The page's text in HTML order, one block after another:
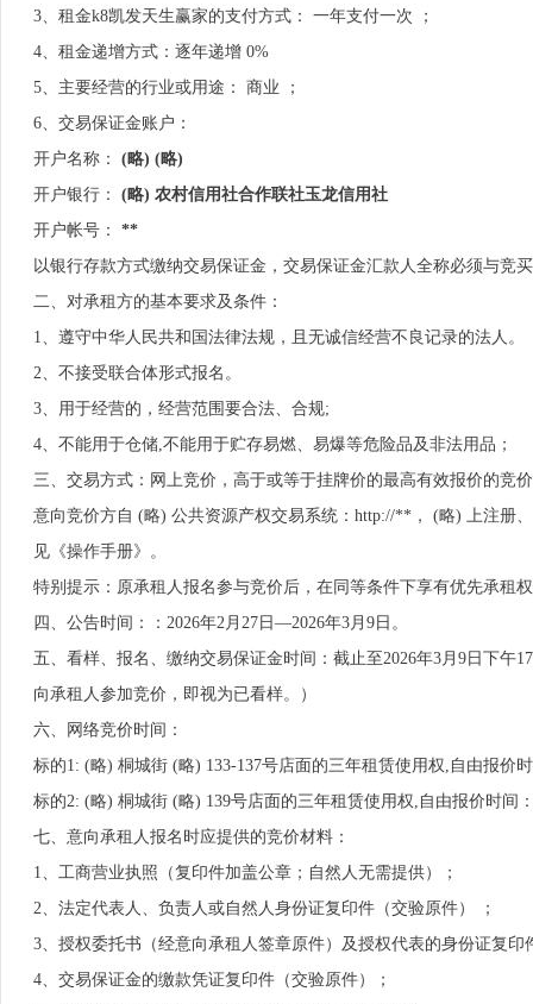
3、租金k8凯发天生赢家的支付方式： 一年支付一次 ；
4、租金递增方式：逐年递增 0%
5、主要经营的行业或用途： 商业 ；
6、交易保证金账户：
开户名称：
(略) (略)
开户银行：
(略) 农村信用社合作联社玉龙信用社
开户帐号：
**
以银行存款方式缴纳交易保证金，交易保证金汇款人全称必须与竞
二、对承租方的基本要求及条件：
1、遵守中华人民共和国法律法规，且无诚信经营不良记录的法人。
2、不接受联合体形式报名。
3、用于经营的，经营范围要合法、合规;
4、不能用于仓储,不能用于贮存易燃、易爆等危险品及非法用品；
三、交易方式：网上竞价，高于或等于挂牌价的最高有效报价的竞
意向竞价方自 (略) 公共资源产权交易系统：http://**， (略) 上注册
见《操作手册》。
特别提示：原承租人报名参与竞价后，在同等条件下享有优先承租
四、公告时间：：2026年2月27日—2026年3月9日。
五、看样、报名、缴纳交易保证金时间：截止至2026年3月9日下
向承租人参加竞价，即视为已看样。）
六、网络竞价时间：
标的1: (略) 桐城街 (略) 133-137号店面的三年租赁使用权,自由报价
标的2: (略) 桐城街 (略) 139号店面的三年租赁使用权,自由报价时间
七、意向承租人报名时应提供的竞价材料：
1、工商营业执照（复印件加盖公章；自然人无需提供）；
2、法定代表人、负责人或自然人身份证复印件（交验原件） ；
3、授权委托书（经意向承租人签章原件）及授权代表的身份证复
4、交易保证金的缴款凭证复印件（交验原件）；